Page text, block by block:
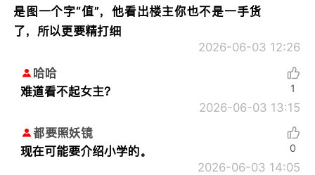
是图一个字“值”，他看出楼主你也不是一手货
了，所以更要精打细
2026-06-03 12:26
哈哈
难道看不起女主？
2026-06-03 13:15
1
都要照妖镜
现在可能要介绍小学的。
2026-06-03 14:05
0